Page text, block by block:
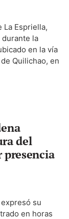
La Espriella,
la
en la vía
Quilichao, en
del
presencia
su
en horas